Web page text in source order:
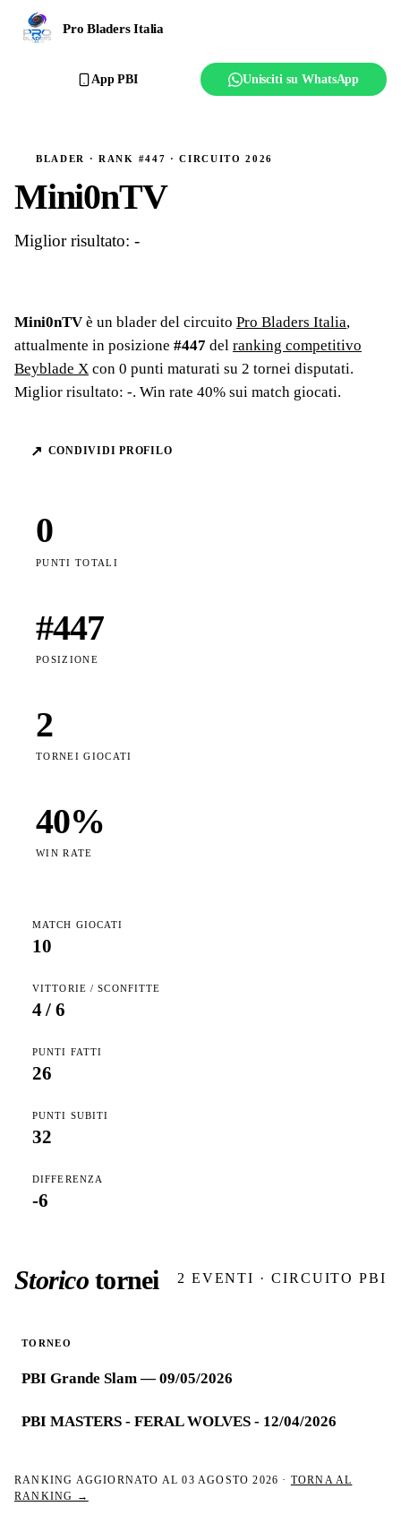
Pro Bladers Italia
Ranking
Regolamento
App PBI Unisciti su WhatsApp
BLADER · RANK #447 · CIRCUITO 2026
Mini0nTV
Miglior risultato: -
Mini0nTV è un blader del circuito Pro Bladers Italia,
attualmente in posizione #447 del ranking competitivo
Beyblade X con 0 punti maturati su 2 tornei disputati.
Miglior risultato: -. Win rate 40% sui match giocati.
↗ CONDIVIDI PROFILO
0
PUNTI TOTALI
#447
POSIZIONE
2
TORNEI GIOCATI
40%
WIN RATE
MATCH GIOCATI
10
VITTORIE / SCONFITTE
4/ 6
PUNTI FATTI
26
PUNTI SUBITI
32
DIFFERENZA
-6
Storicotornei 2 EVENTI · CIRCUITO PBI
TORNEO
PBI Grande Slam — 09/05/2026
PBI MASTERS - FERAL WOLVES - 12/04/2026
RANKING AGGIORNATO AL03 AGOSTO 2026 · TORNA AL
RANKING →